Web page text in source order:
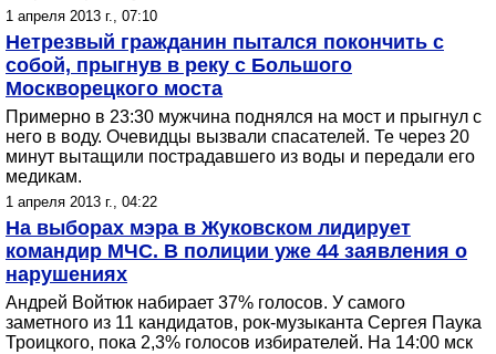
1 апреля 2013 г., 07:10
Нетрезвый гражданин пытался покончить с
собой, прыгнув в реку с Большого
Москворецкого моста
Примерно в 23:30 мужчина поднялся на мост и прыгнул с
него в воду. Очевидцы вызвали спасателей. Те через 20
минут вытащили пострадавшего из воды и передали его
медикам.
1 апреля 2013 г., 04:22
На выборах мэра в Жуковском лидирует
командир МЧС. В полиции уже 44 заявления о
нарушениях
Андрей Войтюк набирает 37% голосов. У самого
заметного из 11 кандидатов, рок-музыканта Сергея Паука
Троицкого, пока 2,3% голосов избирателей. На 14:00 мск